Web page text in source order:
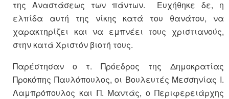
της Αναστάσεως των πάντων. Ευχήθηκε δε, η
ελπίδα αυτή της νίκης κατά του θανάτου, να
χαρακτηρίζει και να εμπνέει τους χριστιανούς,
στην κατά Χριστόν βιοτή τους.
Παρέστησαν ο τ. Πρόεδρος της Δημοκρατίας
Προκόπης Παυλόπουλος, οι Βουλευτές Μεσσηνίας Ι.
Λαμπρόπουλος και Π. Μαντάς, ο Περιφερειάρχης